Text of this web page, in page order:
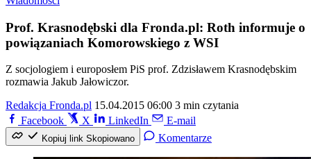
Prof. Krasnodębski dla Fronda.pl: Roth informuje o
powiązaniach Komorowskiego z WSI
Z socjologiem i europosłem PiS prof. Zdzisławem Krasnodębskim
rozmawia Jakub Jałowiczor.
Redakcja Fronda.pl 15.04.2015 06:00 3 min czytania
Facebook
X LinkedIn E-mail
Kopiuj link Skopiowano Komentarze